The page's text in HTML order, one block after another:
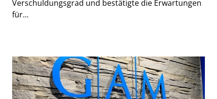
Verschuldungsgrad und bestätigte die Erwartungen
für...